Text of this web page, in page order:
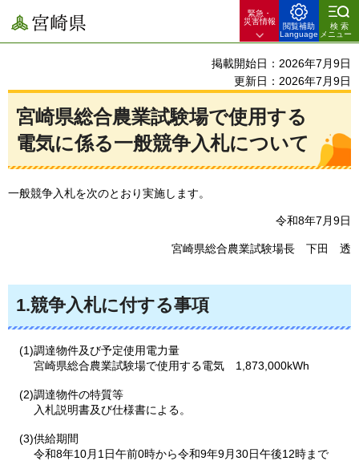
宮崎県
緊急・
災害情報
閲覧補助
Language
検索
メニュー
掲載開始日：2026年7月9日
更新日：2026年7月9日
宮崎県総合農業試験場で使用する
電気に係る一般競争入札について
一般競争入札を次のとおり実施します。
令和8年7月9日
宮崎県総合農業試験場長 下田 透
1.競争入札に付する事項
(1)調達物件及び予定使用電力量
宮崎県総合農業試験場で使用する電気
1,873,000kWh
(2)調達物件の特質等
入札説明書及び仕様書による。
(3)供給期間
令和8年10月1日午前0時から令和9年9月30日午後12時まで